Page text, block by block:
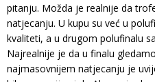
pitanju. Možda je realnije da
natjecanju. U kupu su već u
kvaliteti, a u drugom polufinalu
Najrealnije je da u finalu
najmasovnijem natjecanju je